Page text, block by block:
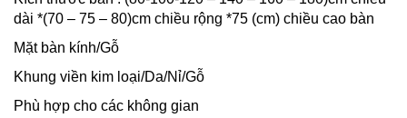
dài *(70 – 75 – 80)cm chiều rộng *75 (cm) chiều cao bàn
Mặt bàn kính/Gỗ
Khung viền kim loại/Da/Nỉ/Gỗ
Phù hợp cho các không gian